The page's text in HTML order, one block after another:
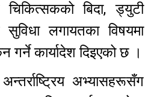
चिकित्सकको बिदा, ड्युटी
लगायतका विषयमा
गर्ने कार्यादेश दिइएको छ ।
अभ्यासहरूसँग